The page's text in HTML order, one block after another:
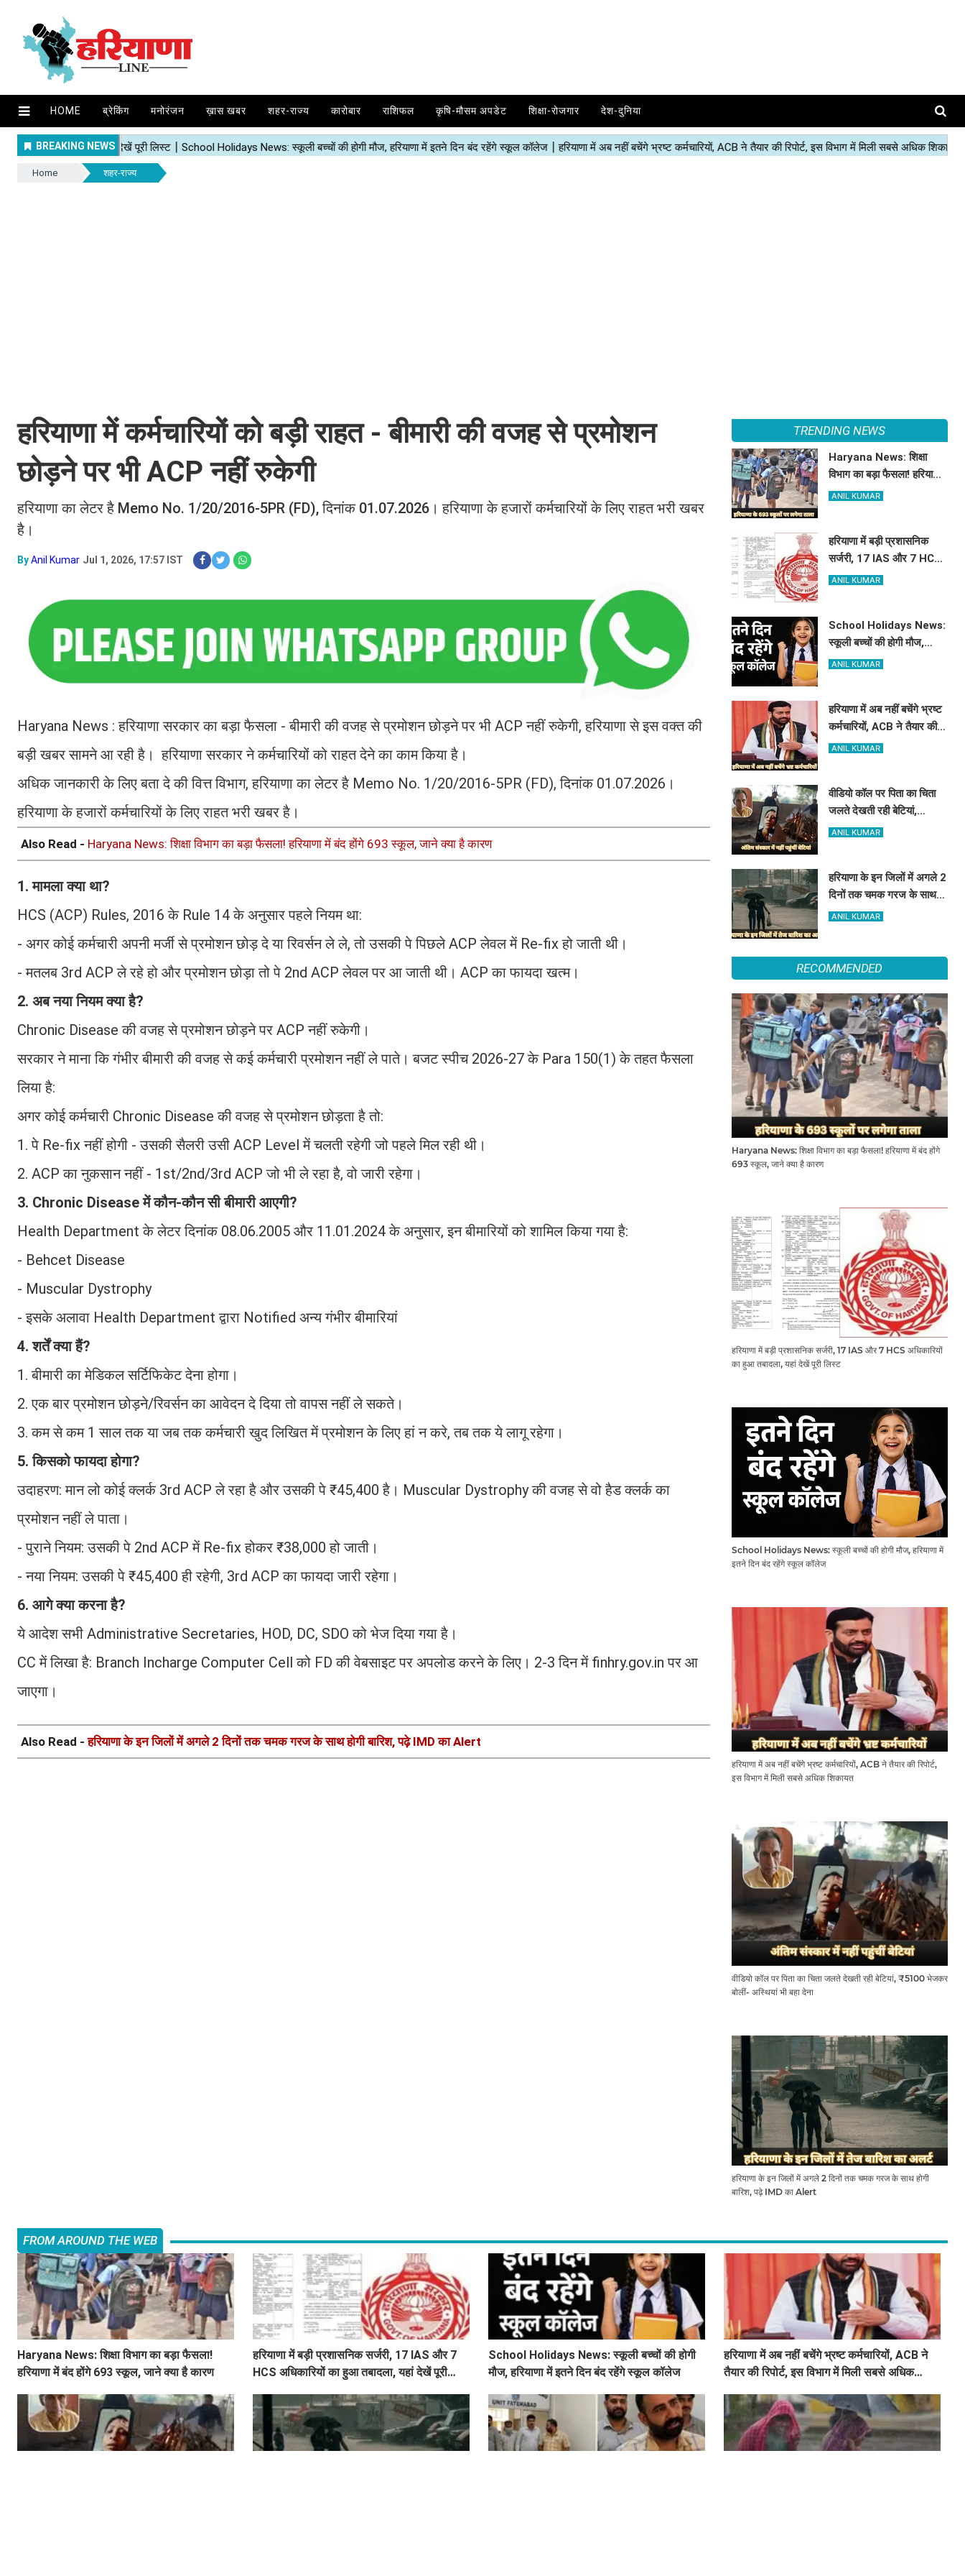
HOME ब्रेकिंग मनोरंजन ख़ास खबर शहर-राज्य कारोबार राशिफल कृषि-मौसम अपडेट शिक्षा-रोजगार देश-दुनिया
Home शहर-राज्य
हरियाणा में कर्मचारियों को बड़ी राहत - बीमारी की वजह से प्रमोशन
छोड़ने पर भी ACP नहीं रुकेगी
हरियाणा का लेटर है Memo No. 1/20/2016-5PR (FD), दिनांक 01.07.2026। हरियाणा के हजारों कर्मचारियों के लिए राहत भरी खबर
है।
ByAnil Kumar Jul 1, 2026, 17:57 IST
Haryana News : हरियाणा सरकार का बड़ा फैसला - बीमारी की वजह से प्रमोशन छोड़ने पर भी ACP नहीं रुकेगी, हरियाणा से इस वक्त की
बड़ी खबर सामने आ रही है। हरियाणा सरकार ने कर्मचारियों को राहत देने का काम किया है।
अधिक जानकारी के लिए बता दे की वित्त विभाग, हरियाणा का लेटर है Memo No. 1/20/2016-5PR (FD), दिनांक 01.07.2026।
हरियाणा के हजारों कर्मचारियों के लिए राहत भरी खबर है।
Also Read - Haryana News: शिक्षा विभाग का बड़ा फैसला! हरियाणा में बंद होंगे 693 स्कूल, जाने क्या है कारण
1. मामला क्या था?
HCS (ACP) Rules, 2016 के Rule 14 के अनुसार पहले नियम था:
- अगर कोई कर्मचारी अपनी मर्जी से प्रमोशन छोड़ दे या रिवर्सन ले ले, तो उसकी पे पिछले ACP लेवल में Re-fix हो जाती थी।
- मतलब 3rd ACP ले रहे हो और प्रमोशन छोड़ा तो पे 2nd ACP लेवल पर आ जाती थी। ACP का फायदा खत्म।
2. अब नया नियम क्या है?
Chronic Disease की वजह से प्रमोशन छोड़ने पर ACP नहीं रुकेगी।
सरकार ने माना कि गंभीर बीमारी की वजह से कई कर्मचारी प्रमोशन नहीं ले पाते। बजट स्पीच 2026-27 के Para 150(1) के तहत फैसला
लिया है:
अगर कोई कर्मचारी Chronic Disease की वजह से प्रमोशन छोड़ता है तो:
1. पे Re-fix नहीं होगी - उसकी सैलरी उसी ACP Level में चलती रहेगी जो पहले मिल रही थी।
2. ACP का नुकसान नहीं - 1st/2nd/3rd ACP जो भी ले रहा है, वो जारी रहेगा।
3. Chronic Disease में कौन-कौन सी बीमारी आएगी?
Health Department के लेटर दिनांक 08.06.2005 और 11.01.2024 के अनुसार, इन बीमारियों को शामिल किया गया है:
- Behcet Disease
- Muscular Dystrophy
- इसके अलावा Health Department द्वारा Notified अन्य गंभीर बीमारियां
4. शर्तें क्या हैं?
1. बीमारी का मेडिकल सर्टिफिकेट देना होगा।
2. एक बार प्रमोशन छोड़ने/रिवर्सन का आवेदन दे दिया तो वापस नहीं ले सकते।
3. कम से कम 1 साल तक या जब तक कर्मचारी खुद लिखित में प्रमोशन के लिए हां न करे, तब तक ये लागू रहेगा।
5. किसको फायदा होगा?
उदाहरण: मान लो कोई क्लर्क 3rd ACP ले रहा है और उसकी पे ₹45,400 है। Muscular Dystrophy की वजह से वो हैड क्लर्क का
प्रमोशन नहीं ले पाता।
- पुराने नियम: उसकी पे 2nd ACP में Re-fix होकर ₹38,000 हो जाती।
- नया नियम: उसकी पे ₹45,400 ही रहेगी, 3rd ACP का फायदा जारी रहेगा।
6. आगे क्या करना है?
ये आदेश सभी Administrative Secretaries, HOD, DC, SDO को भेज दिया गया है।
CC में लिखा है: Branch Incharge Computer Cell को FD की वेबसाइट पर अपलोड करने के लिए। 2-3 दिन में finhry.gov.in पर आ
जाएगा।
Also Read -हरियाणा के इन जिलों में अगले 2 दिनों तक चमक गरज के साथ होगी बारिश, पढ़े IMD का Alert
TRENDING NEWS
Haryana News: शिक्षा
विभाग का बड़ा फैसला! हरियाणा
में बंद होंगे 693 स्कूल, जाने क्या
ANIL KUMAR
हरियाणा में बड़ी प्रशासनिक
सर्जरी, 17 IAS और 7 HCS
अधिकारियों का हुआ तबादला,
ANIL KUMAR
School Holidays News:
स्कूली बच्चों की होगी मौज,
हरियाणा में इतने दिन बंद रहेंगे
ANIL KUMAR
हरियाणा में अब नहीं बचेंगे भ्रष्ट
कर्मचारियों, ACB ने तैयार की
रिपोर्ट, इस विभाग में मिली सबसे
ANIL KUMAR
वीडियो कॉल पर पिता का चिता
जलते देखती रही बेटियां,
₹5100 भेजकर बोलीं- अस्थियां
ANIL KUMAR
हरियाणा के इन जिलों में अगले 2
दिनों तक चमक गरज के साथ
होगी बारिश, पढ़े IMD का
ANIL KUMAR
RECOMMENDED
Haryana News: शिक्षा विभाग का बड़ा फैसला! हरियाणा में बंद होंगे
693 स्कूल, जाने क्या है कारण
हरियाणा में बड़ी प्रशासनिक सर्जरी, 17 IAS और 7 HCS अधिकारियों
का हुआ तबादला, यहां देखें पूरी लिस्ट
School Holidays News: स्कूली बच्चों की होगी मौज, हरियाणा में
इतने दिन बंद रहेंगे स्कूल कॉलेज
हरियाणा में अब नहीं बचेंगे भ्रष्ट कर्मचारियों, ACB ने तैयार की रिपोर्ट,
इस विभाग में मिली सबसे अधिक शिकायत
वीडियो कॉल पर पिता का चिता जलते देखती रही बेटियां, ₹5100 भेजकर
बोलीं- अस्थियां भी बहा देना
हरियाणा के इन जिलों में अगले 2 दिनों तक चमक गरज के साथ होगी
बारिश, पढ़े IMD का Alert
FROM AROUND THE WEB
Haryana News: शिक्षा विभाग का बड़ा फैसला!
हरियाणा में बंद होंगे 693 स्कूल, जाने क्या है कारण
हरियाणा में बड़ी प्रशासनिक सर्जरी, 17 IAS और 7
HCS अधिकारियों का हुआ तबादला, यहां देखें पूरी
School Holidays News: स्कूली बच्चों की होगी
मौज, हरियाणा में इतने दिन बंद रहेंगे स्कूल कॉलेज
हरियाणा में अब नहीं बचेंगे भ्रष्ट कर्मचारियों, ACB ने
तैयार की रिपोर्ट, इस विभाग में मिली सबसे अधिक